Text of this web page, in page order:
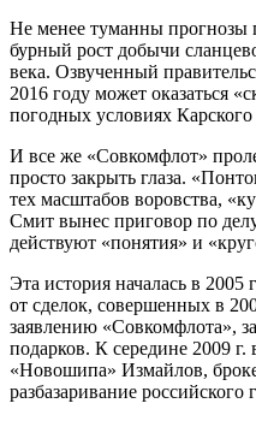
Не менее туманны прогнозы
бурный рост добычи
века. Озвученный
2016 году может оказаться
погодных условиях
И все же «Совкомфлот»
просто закрыть глаза.
тех масштабов воровства,
Смит вынес приговор по
действуют «понятия» и
Эта история началась в
от сделок, совершенных в
заявлению «Совкомфлота»,
подарков. К середине 2009
«Новошипа» Измайлов,
разбазаривание